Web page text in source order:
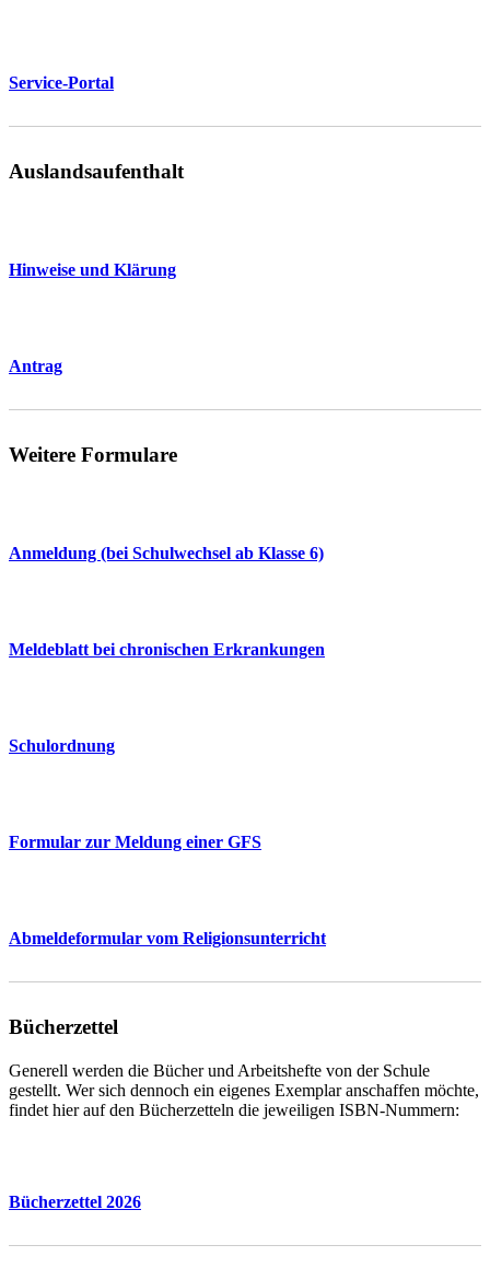
Service-Portal
Auslandsaufenthalt
Hinweise und Klärung
Antrag
Weitere Formulare
Anmeldung (bei Schulwechsel ab Klasse 6)
Meldeblatt bei chronischen Erkrankungen
Schulordnung
Formular zur Meldung einer GFS
Abmeldeformular vom Religionsunterricht
Bücherzettel
Generell werden die Bücher und Arbeitshefte von der Schule
gestellt. Wer sich dennoch ein eigenes Exemplar anschaffen möchte,
findet hier auf den Bücherzetteln die jeweiligen ISBN-Nummern:
Bücherzettel 2026